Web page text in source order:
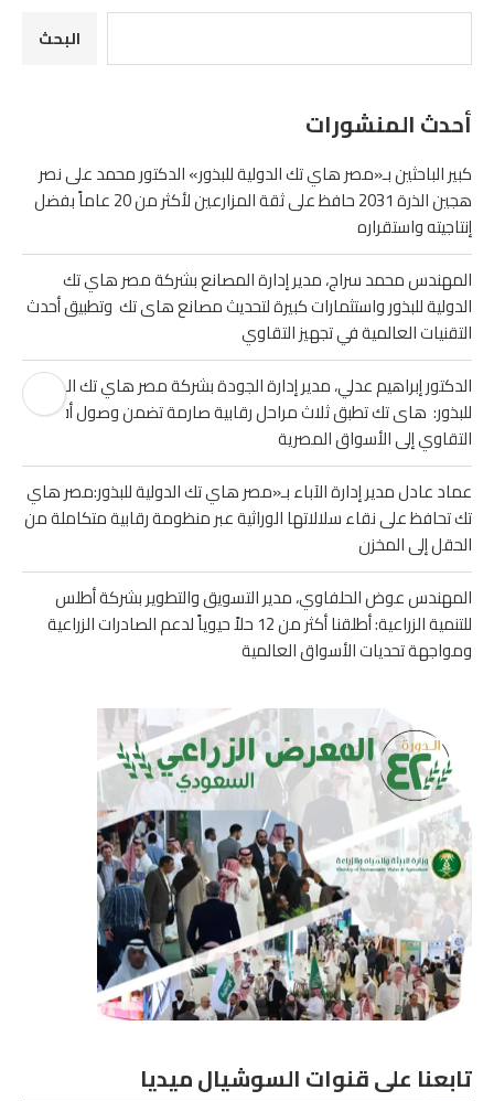
البحث
أحدث المنشورات
كبير الباحثين بـ«مصر هاي تك الدولية للبذور» الدكتور محمد على نصر
هجين الذرة 2031 حافظ على ثقة المزارعين لأكثر من 20 عاماً بفضل
إنتاجيته واستقراره
المهندس محمد سراج، مدير إدارة المصانع بشركة مصر هاي تك
الدولية للبذور واستثمارات كبيرة لتحديث مصانع هاى تك وتطبيق أحدث
التقنيات العالمية في تجهيز التقاوي
الدكتور إبراهيم عدلي، مدير إدارة الجودة بشركة مصر هاي تك الدولية
للبذور: هاى تك تطبق ثلاث مراحل رقابية صارمة تضمن وصول أفضل
التقاوي إلى الأسواق المصرية
عماد عادل مدير إدارة الآباء بـ«مصر هاي تك الدولية للبذور:مصر هاي
تك تحافظ على نقاء سلالاتها الوراثية عبر منظومة رقابية متكاملة من
الحقل إلى المخزن
المهندس عوض الحلفاوي، مدير التسويق والتطوير بشركة أطلس
للتنمية الزراعية: أطلقنا أكثر من 12 حلاً حيوياً لدعم الصادرات الزراعية
ومواجهة تحديات الأسواق العالمية
تابعنا على قنوات السوشيال ميديا